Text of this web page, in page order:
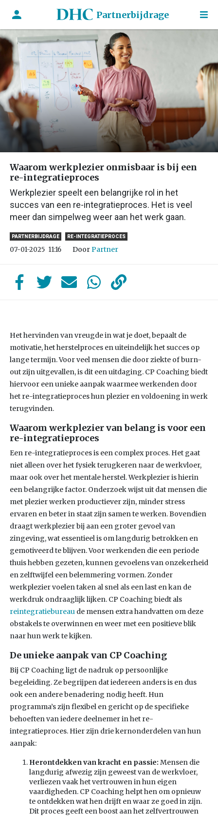
Partnerbijdrage
Waarom werkplezier onmisbaar is bij een
re-integratieproces
Werkplezier speelt een belangrijke rol in het
succes van een re-integratieproces. Het is veel
meer dan simpelweg weer aan het werk gaan.
PARTNERBIJDRAGE RE-INTEGRATIEPROCES
07-01-2025 11:16 DoorPartner
Het hervinden van vreugde in wat je doet, bepaalt de
motivatie, het herstelproces en uiteindelijk het succes op
lange termijn. Voor veel mensen die door ziekte of burn-
out zijn uitgevallen, is dit een uitdaging. CP Coaching biedt
hiervoor een unieke aanpak waarmee werkenden door
het re-integratieproces hun plezier en voldoening in werk
terugvinden.
Waarom werkplezier van belang is voor een
re-integratieproces
Een re-integratieproces is een complex proces. Het gaat
niet alleen over het fysiek terugkeren naar de werkvloer,
maar ook over het mentale herstel. Werkplezier is hierin
een belangrijke factor. Onderzoek wijst uit dat mensen die
met plezier werken productiever zijn, minder stress
ervaren en beter in staat zijn samen te werken. Bovendien
draagt werkplezier bij aan een groter gevoel van
zingeving, wat essentieel is om langdurig betrokken en
gemotiveerd te blijven. Voor werkenden die een periode
thuis hebben gezeten, kunnen gevoelens van onzekerheid
en zelftwijfel een belemmering vormen. Zonder
werkplezier voelen taken al snel als een last en kan de
werkdruk ondraaglijk lijken. CP Coaching biedt als
reintegratiebureau de mensen extra handvatten om deze
obstakels te overwinnen en weer met een positieve blik
naar hun werk te kijken.
De unieke aanpak van CP Coaching
Bij CP Coaching ligt de nadruk op persoonlijke
begeleiding. Ze begrijpen dat iedereen anders is en dus
ook een andere benadering nodig heeft. Hun
programma’s zijn flexibel en gericht op de specifieke
behoeften van iedere deelnemer in het re-
integratieproces. Hier zijn drie kernonderdelen van hun
aanpak:
Herontdekken van kracht en passie: Mensen die
langdurig afwezig zijn geweest van de werkvloer,
verliezen vaak het vertrouwen in hun eigen
vaardigheden. CP Coaching helpt hen om opnieuw
te ontdekken wat hen drijft en waar ze goed in zijn.
Dit proces geeft een boost aan het zelfvertrouwen